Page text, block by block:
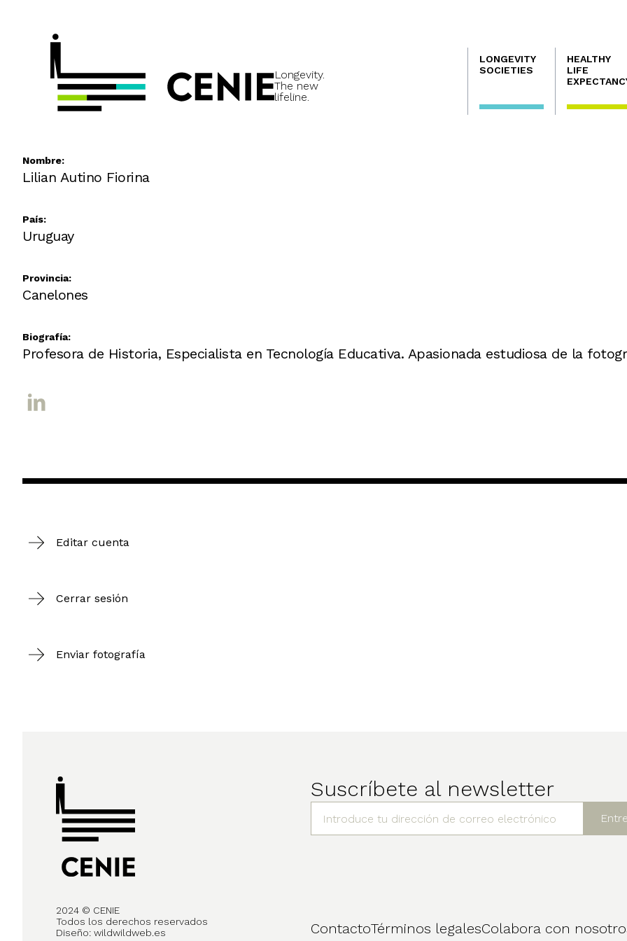
Longevity.
The new
lifeline.
Navegación
principal
LONGEVITY
SOCIETIES
HEALTHY
LIFE
Nombre:
Lilian Autino Fiorina
País:
Uruguay
Provincia:
Canelones
Biografía:
Profesora de Historia, Especialista en Tecnología Educativa. Apasionada estudiosa de la
Editar cuenta
Cerrar sesión
Enviar fotografía
Suscríbete al newsletter
ContactoTérminos legalesColabora con
2024 © CENIE
Todos los derechos reservados
Diseño: wildwildweb.es